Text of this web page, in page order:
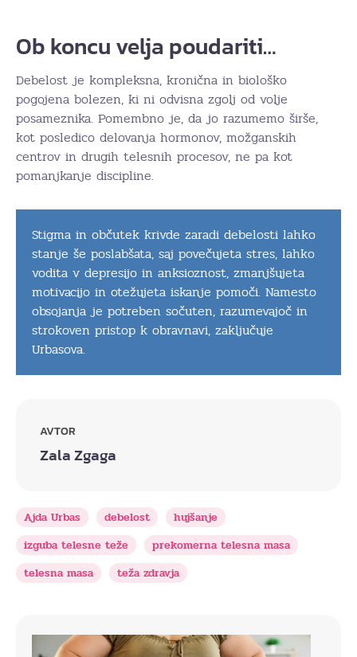
Ob koncu velja poudariti…
Debelost je kompleksna, kronična in biološko
pogojena bolezen, ki ni odvisna zgolj od volje
posameznika. Pomembno je, da jo razumemo širše,
kot posledico delovanja hormonov, možganskih
centrov in drugih telesnih procesov, ne pa kot
pomanjkanje discipline.
Stigma in občutek krivde zaradi debelosti lahko
stanje še poslabšata, saj povečujeta stres, lahko
vodita v depresijo in anksioznost, zmanjšujeta
motivacijo in otežujeta iskanje pomoči. Namesto
obsojanja je potreben sočuten, razumevajoč in
strokoven pristop k obravnavi, zaključuje
Urbasova.
AVTOR
Zala Zgaga
Ajda Urbas debelost
hujšanje
izguba telesne teže
prekomerna telesna masa
telesna masa
teža zdravja